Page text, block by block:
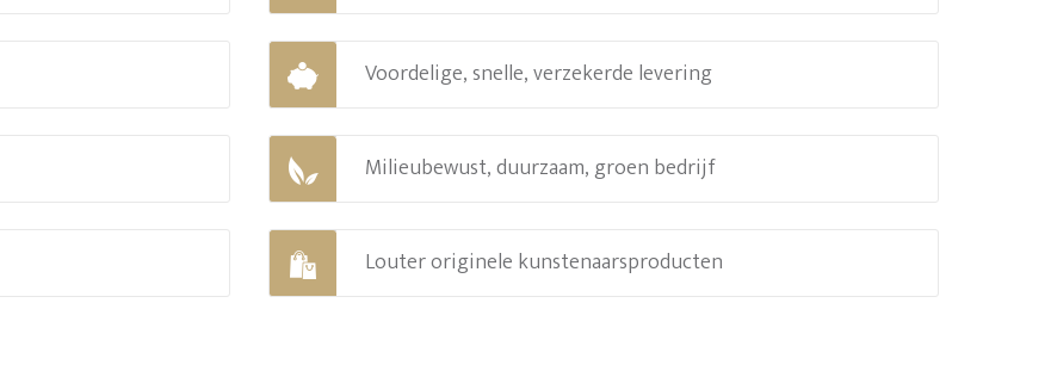
Voordelige, snelle, verzekerde levering
Milieubewust, duurzaam, groen bedrijf
Louter originele kunstenaarsproducten